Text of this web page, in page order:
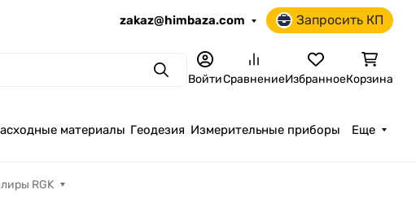
zakaz@himbaza.com Запросить КП
ПоискВойтиСравнениеИзбранноеКорзина
материалы Геодезия Измерительные приборы Еще
RGK